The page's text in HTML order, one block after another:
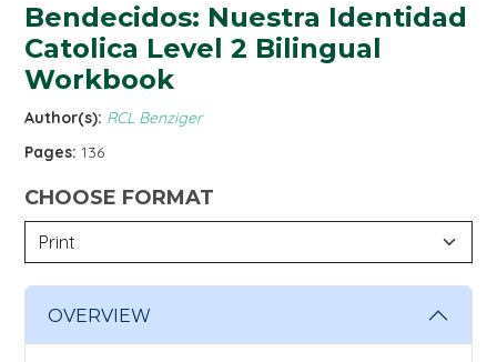
Bendecidos: Nuestra Identidad
Catolica Level 2 Bilingual
Workbook
Author(s): RCL Benziger
Pages: 136
CHOOSE FORMAT
OVERVIEW